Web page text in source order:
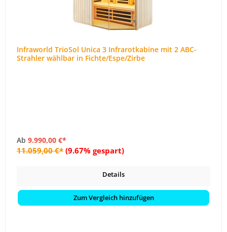
Infraworld TrioSol Unica 3 Infrarotkabine mit 2 ABC-
Strahler wählbar in Fichte/Espe/Zirbe
Ab 9.990,00 €*
11.059,00 €* (9.67% gespart)
Details
Zum Vergleich hinzufügen